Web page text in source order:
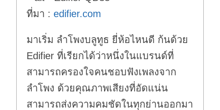
ที่มา :edifier.com
มาเริ่ม ลำโพงบลูทูธ ยี่ห้อไหนดี ก้นด้วย
Edifier ที่เรียกได้ว่าหนึ่งในแบรนด์ที่
สามารถครองใจคนชอบฟังเพลงจาก
ลำโพง ด้วยคุณภาพเสียงที่อัดแน่น
สามารถส่งความคมชัดในทุกย่านออกมา